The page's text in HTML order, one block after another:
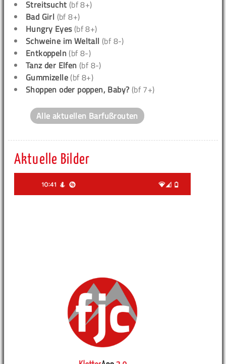
Streitsucht (bf 8+)
Bad Girl (bf 8+)
Hungry Eyes(bf 8+)
Schweine im Weltall (bf 8-)
Entkoppeln (bf 8-)
Tanz der Elfen (bf 8-)
Gummizelle (bf 8+)
Shoppen oder poppen, Baby? (bf 7+)
Alle aktuellen Barfußrouten
Aktuelle Bilder